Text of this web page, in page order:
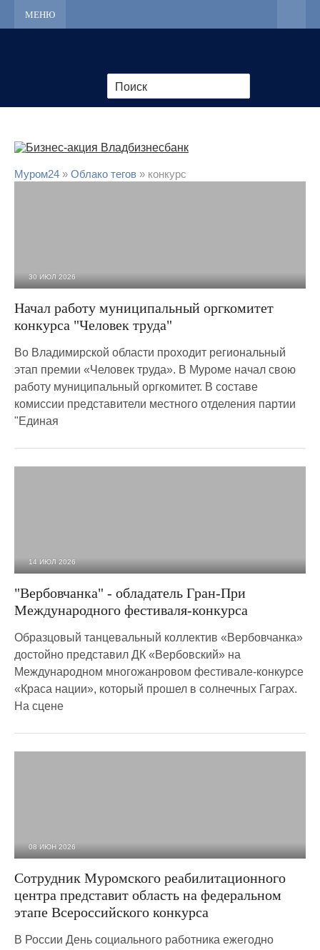
МЕНЮ
Муром24 » Облако тегов » конкурс
30 ИЮЛ 2026
Начал работу муниципальный оргкомитет
конкурса "Человек труда"
Во Владимирской области проходит региональный
этап премии «Человек труда». В Муроме начал свою
работу муниципальный оргкомитет. В составе
комиссии представители местного отделения партии
"Единая
14 ИЮЛ 2026
"Вербовчанка" - обладатель Гран-При
Международного фестиваля-конкурса
Образцовый танцевальный коллектив «Вербовчанка»
достойно представил ДК «Вербовский» на
Международном многожанровом фестивале-конкурсе
«Краса нации», который прошел в солнечных Гаграх.
На сцене
08 ИЮН 2026
Сотрудник Муромского реабилитационного
центра представит область на федеральном
этапе Всероссийского конкурса
В России День социального работника ежегодно